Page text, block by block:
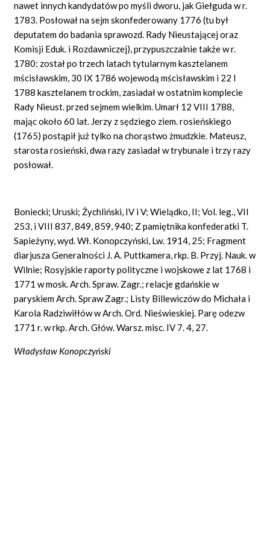
nawet innych kandydatów po myśli dworu, jak Giełguda w r.
1783. Posłował na sejm skonfederowany 1776 (tu był
deputatem do badania sprawozd. Rady Nieustającej oraz
Komisji Eduk. i Rozdawniczej), przypuszczalnie także w r.
1780; został po trzech latach tytularnym kasztelanem
mścisławskim, 30 IX 1786 wojewodą mścisławskim i 22 I
1788 kasztelanem trockim, zasiadał w ostatnim komplecie
Rady Nieust. przed sejmem wielkim. Umarł 12 VIII 1788,
mając około 60 lat. Jerzy z sędziego ziem. rosieńskiego
(1765) postąpił już tylko na chorąstwo żmudzkie. Mateusz,
starosta rosieński, dwa razy zasiadał w trybunale i trzy razy
posłował.
Boniecki; Uruski; Żychliński, IV iV; Wielądko, II;Vol. leg., VII
253, i VIII 837, 849, 859, 940; Z pamiętnika konfederatki T.
Sapieżyny, wyd. Wł. Konopczyński, Lw. 1914, 25; Fragment
diarjusza Generalności J. A. Puttkamera, rkp. B. Przyj. Nauk. w
Wilnie; Rosyjskie raporty polityczne i wojskowe z lat 1768 i
1771 w mosk. Arch. Spraw. Zagr.; relacje gdańskie w
paryskiem Arch. Spraw Zagr.; Listy Billewiczów do Michała i
Karola Radziwiłłów w Arch. Ord. Nieświeskiej. Parę odezw
1771 r. w rkp. Arch. Głów. Warsz.misc. IV 7. 4, 27.
Władysław Konopczyński